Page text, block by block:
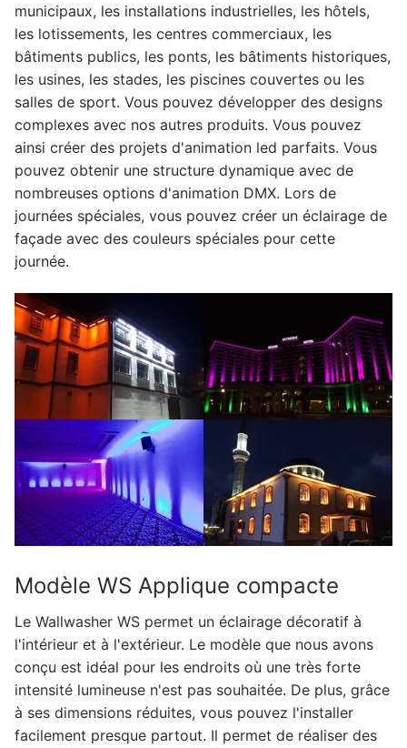
municipaux, les installations industrielles, les hôtels,
les lotissements, les centres commerciaux, les
bâtiments publics, les ponts, les bâtiments historiques,
les usines, les stades, les piscines couvertes ou les
salles de sport. Vous pouvez développer des designs
complexes avec nos autres produits. Vous pouvez
ainsi créer des projets d'animation led parfaits. Vous
pouvez obtenir une structure dynamique avec de
nombreuses options d'animation DMX. Lors de
journées spéciales, vous pouvez créer un éclairage de
façade avec des couleurs spéciales pour cette
journée.
Modèle WS Applique compacte
Le Wallwasher WS permet un éclairage décoratif à
l'intérieur et à l'extérieur. Le modèle que nous avons
conçu est idéal pour les endroits où une très forte
intensité lumineuse n'est pas souhaitée. De plus, grâce
à ses dimensions réduites, vous pouvez l'installer
facilement presque partout. Il permet de réaliser des